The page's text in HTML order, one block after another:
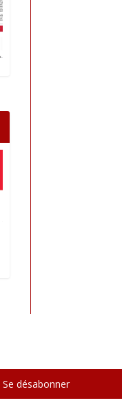
Se désabonner